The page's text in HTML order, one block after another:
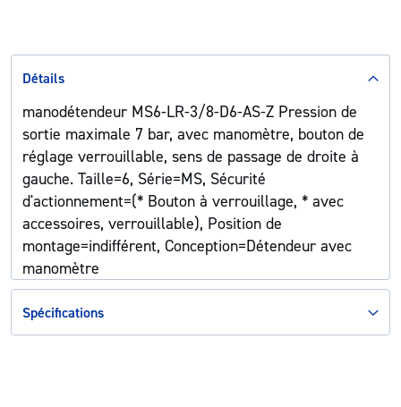
Détails
manodétendeur MS6-LR-3/8-D6-AS-Z Pression de
sortie maximale 7 bar, avec manomètre, bouton de
réglage verrouillable, sens de passage de droite à
gauche. Taille=6, Série=MS, Sécurité
d'actionnement=(* Bouton à verrouillage, * avec
accessoires, verrouillable), Position de
montage=indifférent, Conception=Détendeur avec
manomètre
Spécifications